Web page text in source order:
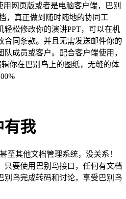
网页版或者是电脑客户端，巴别
，真正做到随时随地的协同工
轻松修改你的演讲PPT，可以在机
合同条款。并且无需发送邮件你的
成员或客户。配合客户端使用，
你在巴别鸟上的图纸，无缝的体
有我
至其他文档管理系统，没关系！
只要使用巴别鸟接口，任何有文档
别鸟完成转码和讨论，享受巴别鸟